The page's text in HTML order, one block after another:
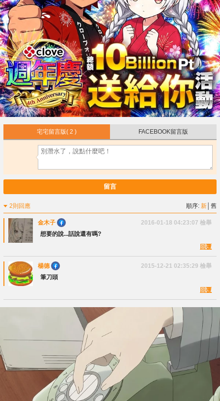
宅宅留言版( 2 ) FACEBOOK留言版
留言
2則回應 順序:新 │舊
金木子 2016-01-18 04:23:07 檢舉
想要的說...話說還有嗎?
回覆
楊德 2015-12-21 02:35:29 檢舉
筆刀頭
回覆